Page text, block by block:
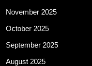
November 2025
October 2025
September 2025
August 2025